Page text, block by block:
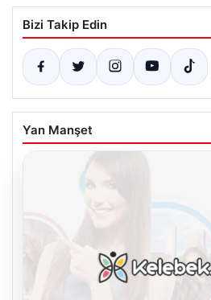
Bizi Takip Edin
Yan Manşet